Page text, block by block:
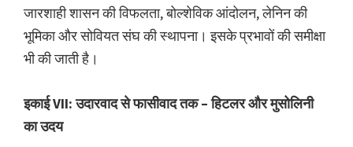
जारशाही शासन की विफलता, बोल्शेविक आंदोलन, लेनिन की
भूमिका और सोवियत संघ की स्थापना। इसके प्रभावों की समीक्षा
भी की जाती है।
इकाई VII: उदारवाद से फासीवाद तक – हिटलर और मुसोलिनी
का उदय